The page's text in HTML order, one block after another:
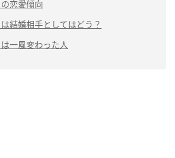
の恋愛傾向
は結婚相手としてはどう？
は一風変わった人